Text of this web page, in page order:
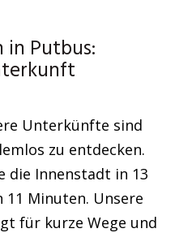
in Putbus:
Unterkünfte sind
zu entdecken.
die Innenstadt in 13
11 Minuten. Unsere
für kurze Wege und